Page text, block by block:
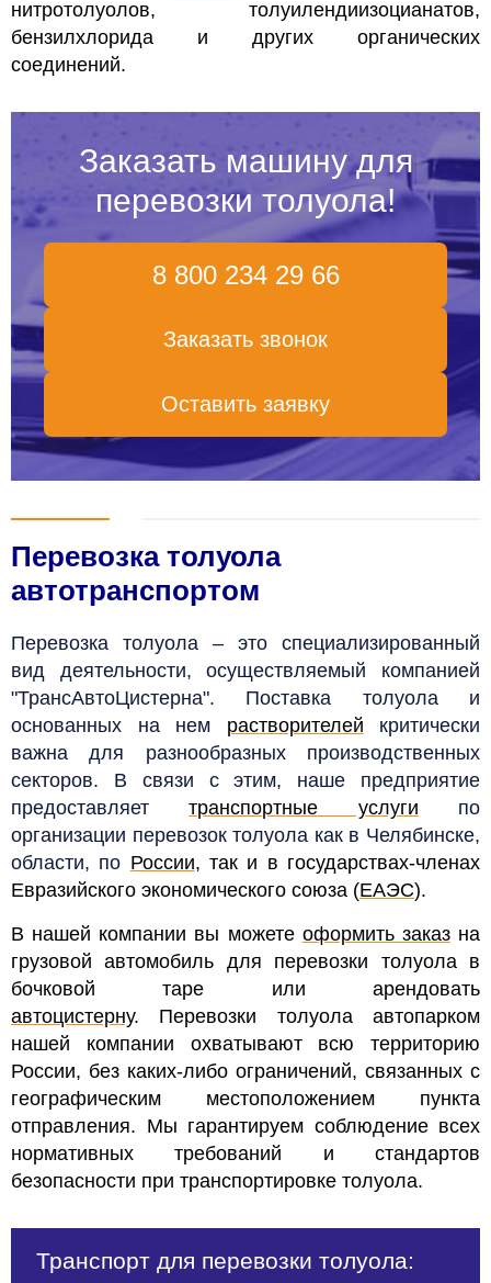
нитротолуолов, толуилендиизоцианатов,
бензилхлорида и других органических
соединений.
Заказать машину для
перевозки толуола!
8 800 234 29 66
Заказать звонок
Оставить заявку
Перевозка толуола
автотранспортом
Перевозка толуола – это специализированный
вид деятельности, осуществляемый компанией
"ТрансАвтоЦистерна". Поставка толуола и
основанных на нем растворителей критически
важна для разнообразных производственных
секторов. В связи с этим, наше предприятие
предоставляеттранспортные услуги по
организации перевозок толуола как в Челябинске,
области, по России, так и в государствах-членах
Евразийского экономического союза (ЕАЭС).
В нашей компании вы можете оформить заказна
грузовой автомобиль для перевозки толуола в
бочковой таре или арендовать
автоцистерну. Перевозки толуола автопарком
нашей компании охватывают всю территорию
России, без каких-либо ограничений, связанных с
географическим местоположением пункта
отправления. Мы гарантируем соблюдение всех
нормативных требований и стандартов
безопасности при транспортировке толуола.
Транспорт для перевозки толуола: